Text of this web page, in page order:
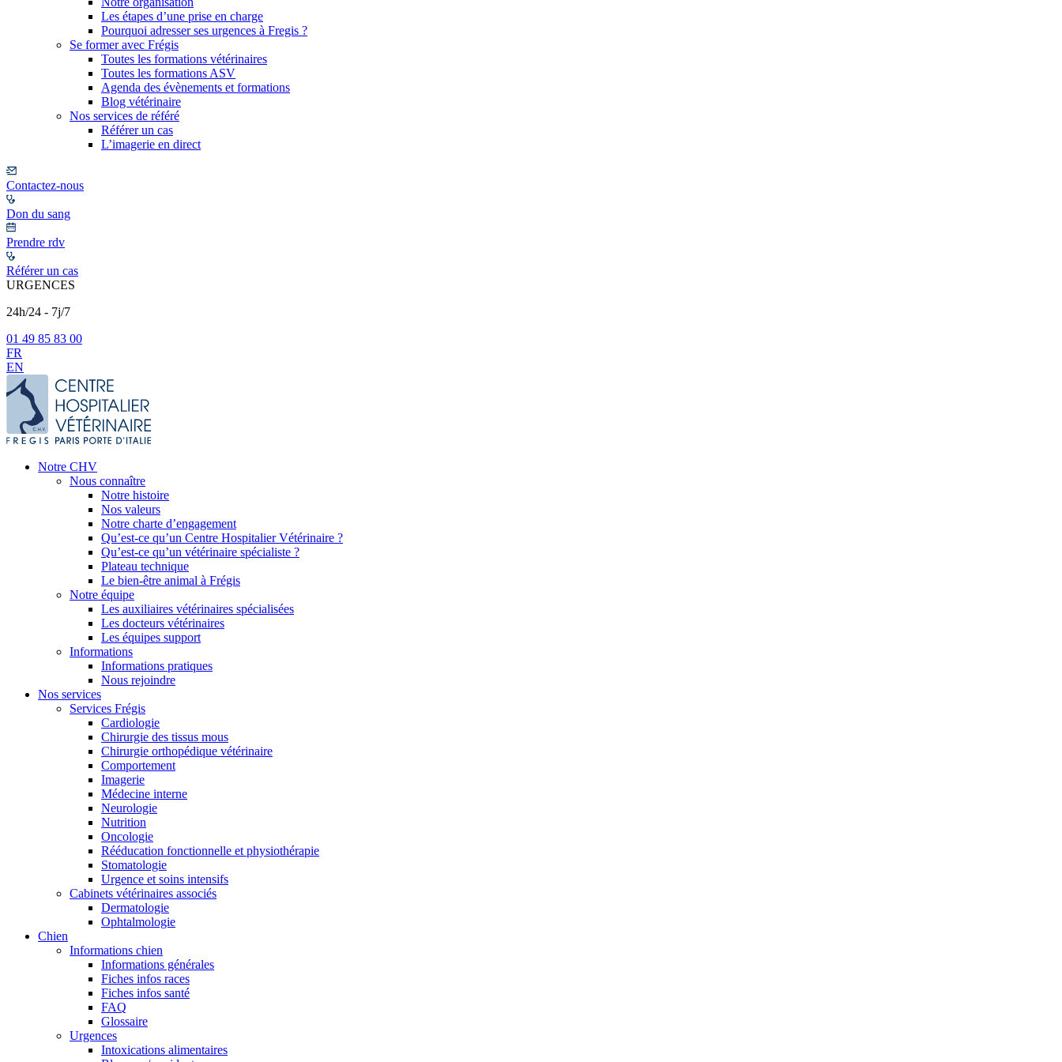
Les étapes d’une prise en charge
Pourquoi adresser ses urgences à Fregis ?
Se former avec Frégis
Toutes les formations vétérinaires
Toutes les formations ASV
Agenda des évènements et formations
Blog vétérinaire
Nos services de référé
Référer un cas
L’imagerie en direct
Contactez-nous
Don du sang
Prendre rdv
Référer un cas
URGENCES
24h/24 - 7j/7
01 49 85 83 00
FR
EN
Notre CHV
Nous connaître
Notre histoire
Nos valeurs
Notre charte d’engagement
Qu’est-ce qu’un Centre Hospitalier Vétérinaire ?
Qu’est-ce qu’un vétérinaire spécialiste ?
Plateau technique
Le bien-être animal à Frégis
Notre équipe
Les auxiliaires vétérinaires spécialisées
Les docteurs vétérinaires
Les équipes support
Informations
Informations pratiques
Nous rejoindre
Nos services
Services Frégis
Cardiologie
Chirurgie des tissus mous
Chirurgie orthopédique vétérinaire
Comportement
Imagerie
Médecine interne
Neurologie
Nutrition
Oncologie
Rééducation fonctionnelle et physiothérapie
Stomatologie
Urgence et soins intensifs
Cabinets vétérinaires associés
Dermatologie
Ophtalmologie
Chien
Informations chien
Informations générales
Fiches infos races
Fiches infos santé
FAQ
Glossaire
Urgences
Intoxications alimentaires